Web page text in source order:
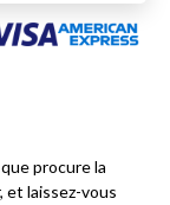
procure la
et laissez-vous